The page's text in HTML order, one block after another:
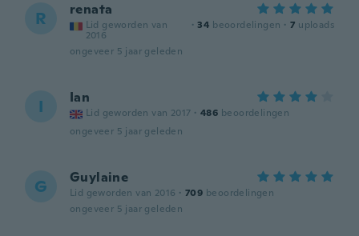
R renata
Lid geworden van
2016
· 34 beoordelingen · 7 uploads
ongeveer 5 jaar geleden
I Ian
Lid geworden van 2017 · 486 beoordelingen
ongeveer 5 jaar geleden
G Guylaine
Lid geworden van 2016 · 709 beoordelingen
ongeveer 5 jaar geleden